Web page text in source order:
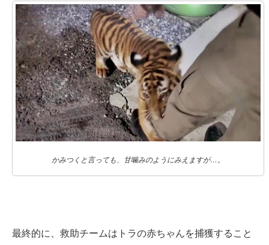
かみつくと言っても、甘噛みのようにみえますが…。
最終的に、救助チームはトラの赤ちゃんを捕獲すること